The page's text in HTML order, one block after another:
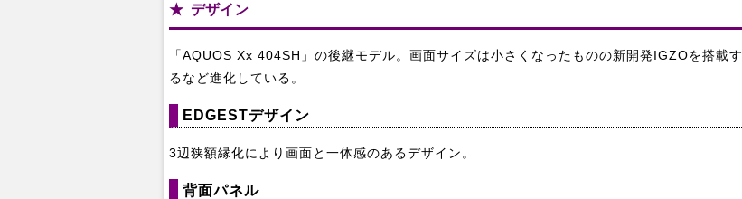
デザイン
「AQUOS Xx 404SH」の後継モデル。画面サイズは小さくなったものの新開発IGZOを搭載す
るなど進化している。
EDGESTデザイン
3辺狭額縁化により画面と一体感のあるデザイン。
背面パネル